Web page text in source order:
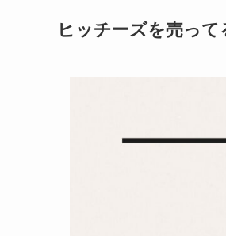
ヒッチーズを売っ